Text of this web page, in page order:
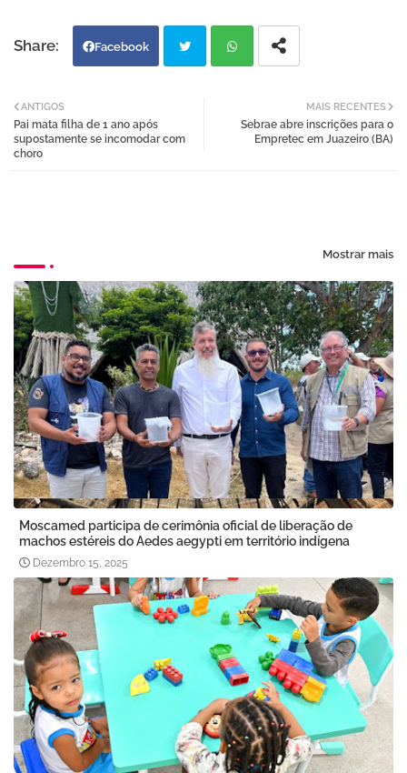
Facebook
atsa
MAIS RECENTES
Sebrae abre inscrições para o
Empretec em Juazeiro (BA)
ANTIGOS
Pai mata filha de 1 ano após
supostamente se incomodar com
choro
Mostrar mais
Moscamed participa de cerimônia oficial de liberação de
machos estéreis do Aedes aegypti em território indígena
Dezembro 15, 2025